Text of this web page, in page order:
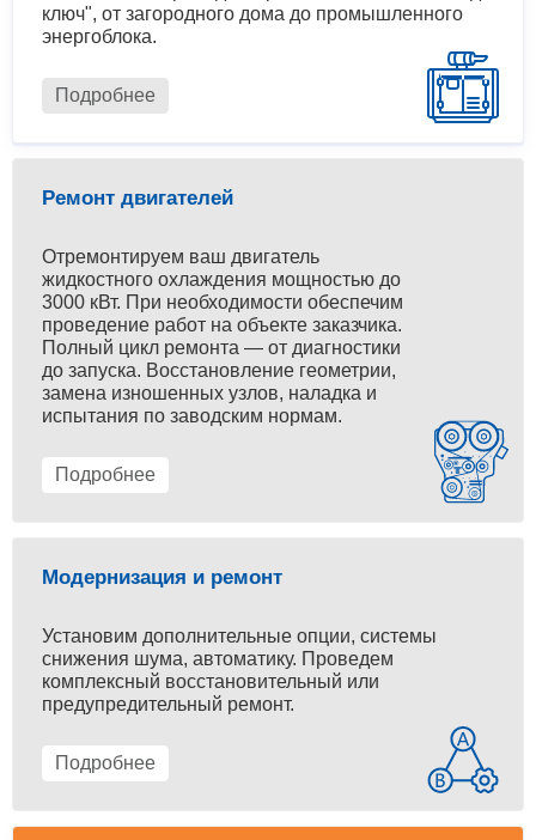
ключ", от загородного дома до промышленного
энергоблока.
Подробнее
Ремонт двигателей
Отремонтируем ваш двигатель
жидкостного охлаждения мощностью до
3000 кВт. При необходимости обеспечим
проведение работ на объекте заказчика.
Полный цикл ремонта — от диагностики
до запуска. Восстановление геометрии,
замена изношенных узлов, наладка и
испытания по заводским нормам.
Подробнее
Модернизация и ремонт
Установим дополнительные опции, системы
снижения шума, автоматику. Проведем
комплексный восстановительный или
предупредительный ремонт.
Подробнее